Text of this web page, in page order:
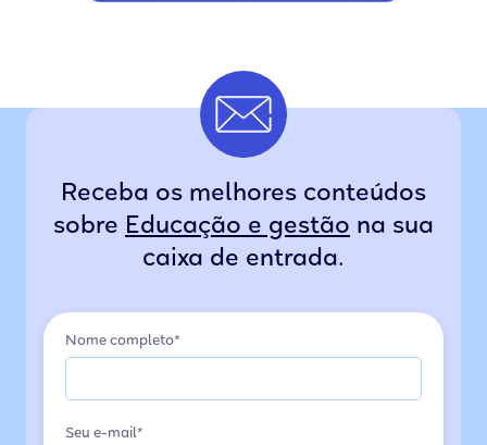
Receba os melhores conteúdos
sobre Educação e gestão na sua
caixa de entrada.
Nome completo*
Seu e-mail*